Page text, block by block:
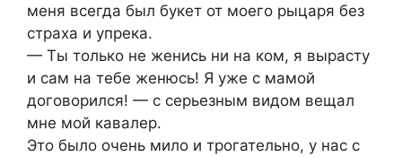
меня всегда был букет от моего рыцаря без
страха и упрека.
— Ты только не женись ни на ком, я вырасту
и сам на тебе женюсь! Я уже с мамой
договорился! — с серьезным видом вещал
мне мой кавалер.
Это было очень мило и трогательно, у нас с